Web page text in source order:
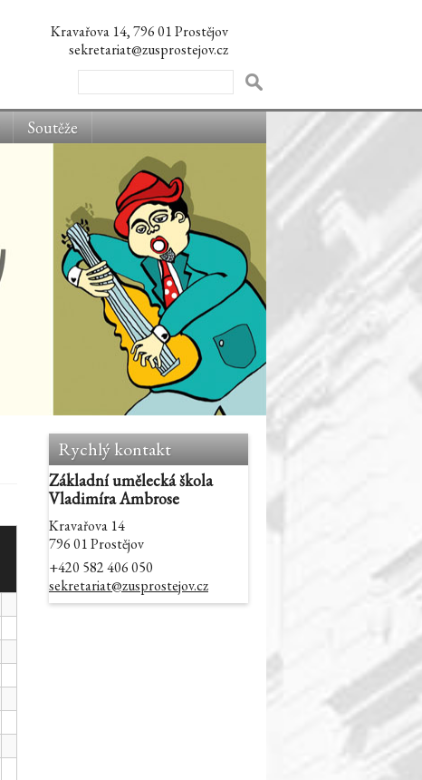
Kravařova 14, 796 01 Prostějov
sekretariat@zusprostejov.cz
Soutěže
Rychlý kontakt
Základní umělecká škola
Vladimíra Ambrose
Kravařova 14
796 01 Prostějov
+420 582 406 050
sekretariat@zusprostejov.cz